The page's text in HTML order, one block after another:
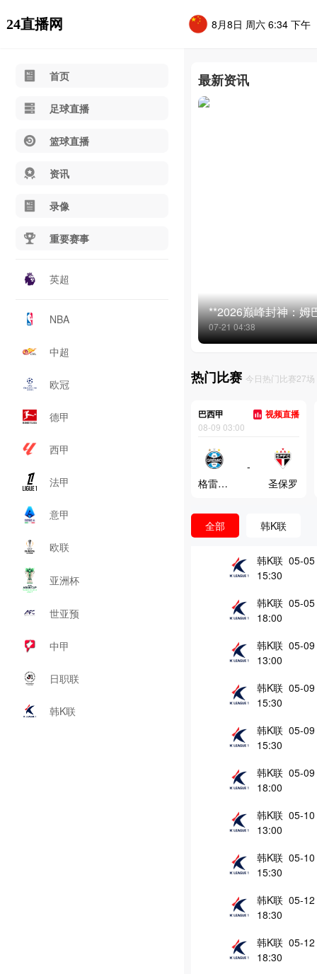
24直播网 8月8日 周六 6:34 下午
首页
足球直播
篮球直播
资讯
录像
重要赛事
英超
NBA
中超
欧冠
德甲
西甲
法甲
意甲
欧联
亚洲杯
世亚预
中甲
日职联
韩K联
最新资讯
**2026巅峰封神：姆
07-21 04:38
热门比赛 今日热门比赛27场
巴西甲 视频直播
08-09 03:00
格雷米奥
-
圣保罗
全部 韩K联
韩K联 05-05
15:30
韩K联 05-05
18:00
韩K联 05-09
13:00
韩K联 05-09
15:30
韩K联 05-09
15:30
韩K联 05-09
18:00
韩K联 05-10
13:00
韩K联 05-10
15:30
韩K联 05-12
18:30
韩K联 05-12
18:30